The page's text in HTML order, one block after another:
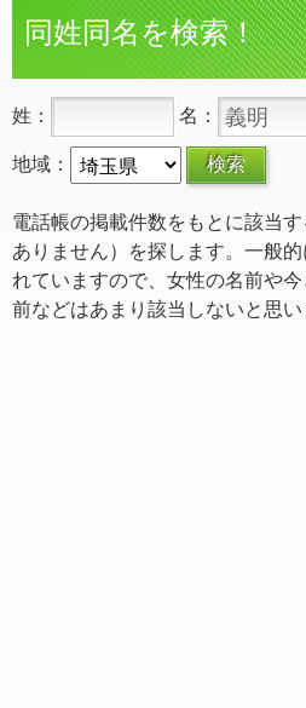
同姓同名を検索！
姓： 名：
地域：
電話帳の掲載件数をもとに該当
ありません）を探します。一般
れていますので、女性の名前や
前などはあまり該当しないと思い